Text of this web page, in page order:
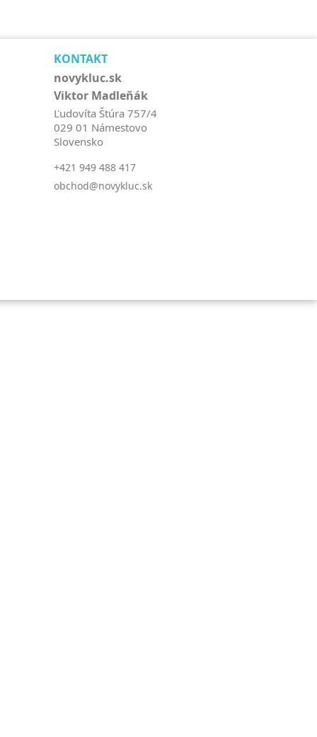
KONTAKT
novykluc.sk
Viktor Madleňák
Ľudovíta Štúra 757/4
029 01 Námestovo
Slovensko
+421 949 488 417
obchod@novykluc.sk